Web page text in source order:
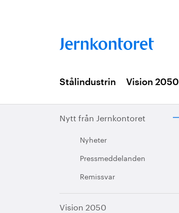
Stålindustrin Vision 2050
Nytt från Jernkontoret
Nyheter
Pressmeddelanden
Remissvar
Vision 2050